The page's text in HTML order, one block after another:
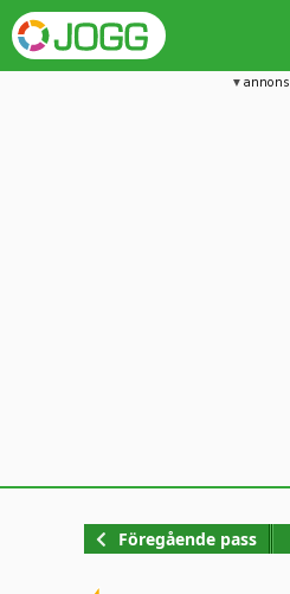
annons
Föregående pass